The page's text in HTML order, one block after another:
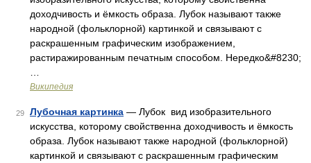
доходчивость и ёмкость образа. Лубок называют также
народной (фольклорной) картинкой и связывают с
раскрашенным графическим изображением,
растиражированным печатным способом. Нередко&#8230;
Википедия
29 Лубочная картинка — Лубок вид изобразительного
искусства, которому свойственна доходчивость и ёмкость
образа. Лубок называют также народной (фольклорной)
картинкой и связывают с раскрашенным графическим